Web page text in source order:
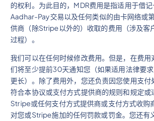
的权利。为此目的，MDR费用是指适用于借记
Aadhar-Pay交易以及任何类似的由卡网络或
供商（除Stripe以外的）收取的费用（涉及客
过程）。
我们可以在任何时候修改费用。但是，在费用
们将至少提前30天通知您（如果适用法律要
更长）。除了费用外，您还负责因您使用支付
符合本协议或支付方式提供商的规则和规定或
Stripe或任何支付方式提供商或支付方式收购
对您或Stripe施加的任何罚款或罚金。您还有